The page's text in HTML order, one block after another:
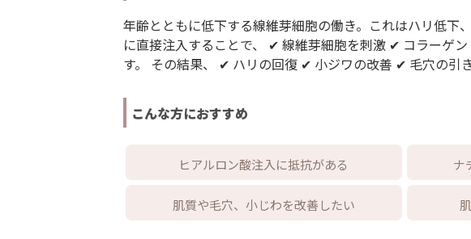
ミラノリピール ララピール
年齢とともに低下する線維芽細胞の働き。これはハリ低下
に直接注入することで、 ✔ 線維芽細胞を刺激 ✔ コラーゲ
す。 その結果、 ✔ ハリの回復 ✔ 小ジワの改善 ✔ 毛穴の引
こんな方におすすめ
ヒアルロン酸注入に抵抗がある ナ
肌質や毛穴、小じわを改善したい